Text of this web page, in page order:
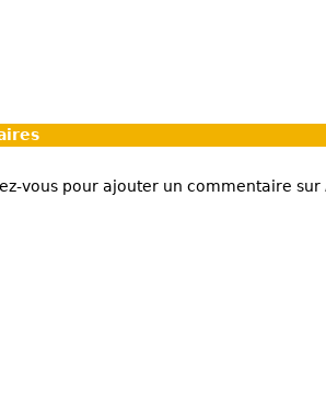
vous pour ajouter un commentaire sur